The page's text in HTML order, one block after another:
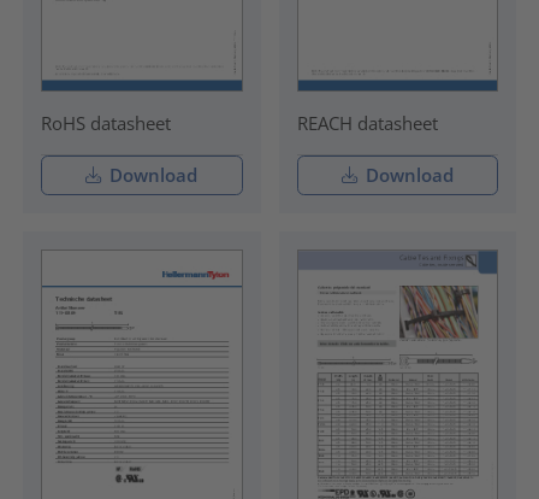
RoHS datasheet
Download
REACH datasheet
Download